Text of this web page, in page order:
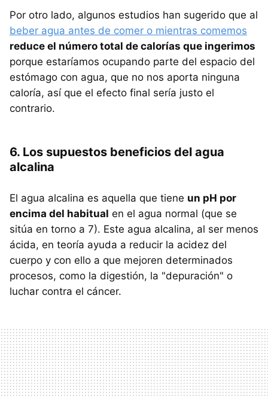
Por otro lado, algunos estudios han sugerido que al
beber agua antes de comer o mientras comemos
reduce el número total de calorías que ingerimos
porque estaríamos ocupando parte del espacio del
estómago con agua, que no nos aporta ninguna
caloría, así que el efecto final sería justo el
contrario.
6. Los supuestos beneficios del agua
alcalina
El agua alcalina es aquella que tiene un pH por
encima del habitual en el agua normal (que se
sitúa en torno a 7). Este agua alcalina, al ser menos
ácida, en teoría ayuda a reducir la acidez del
cuerpo y con ello a que mejoren determinados
procesos, como la digestión, la "depuración" o
luchar contra el cáncer.